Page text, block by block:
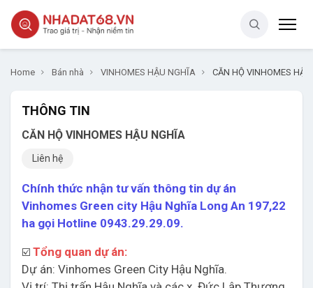
Home Bán nhà VINHOMES HẬU NGHĨA CĂN HỘ VINHOMES
THÔNG TIN
CĂN HỘ VINHOMES HẬU NGHĨA
Liên hệ
Chính thức nhận tư vấn thông tin dự án
Vinhomes Green city Hậu Nghĩa Long An 197,22
ha gọi Hotline 0943.29.29.09.
☑️ Tổng quan dự án:
Dự án: Vinhomes Green City Hậu Nghĩa.